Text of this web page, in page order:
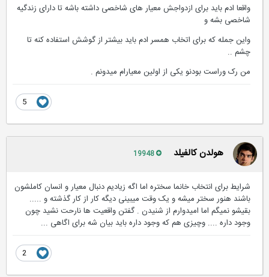
واقعا ادم باید برای ازدواجش معیار های شاخصی داشته باشه تا دارای زندگیه
شاخصی بشه و
واین جمله که برای اتخاب همسر ادم باید بیشتر از گوشش استفاده کنه تا
چشم ..
من رک وراست بودنو یکی از اولین معیارام میدونم .
هولدن کالفیلد
شرایط برای انتخاب خانما سختره اما اگه زیادیم دنبال معیار و انسان کاملشون
باشند هنور سختر میشه و یک وقت میبینی دیگه کار از کار گذشته و .....
بقیشو نمیگم اما امیدوارم از شنیدن . گفتن واقعیت ها نارحت نشید چون
وجود داره .... وچیزی هم که وجود داره باید بیان شه برای اگاهی ...